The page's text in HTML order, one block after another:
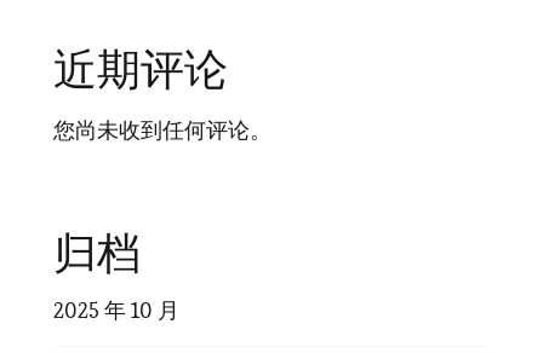
近期评论
您尚未收到任何评论。
归档
2025 年 10 月